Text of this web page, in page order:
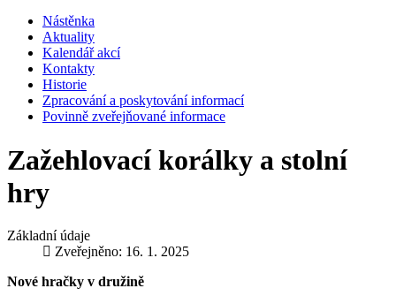
Nástěnka
Aktuality
Kalendář akcí
Kontakty
Historie
Zpracování a poskytování informací
Povinně zveřejňované informace
Zažehlovací korálky a stolní
hry
Základní údaje
Zveřejněno: 16. 1. 2025
Nové hračky v družině